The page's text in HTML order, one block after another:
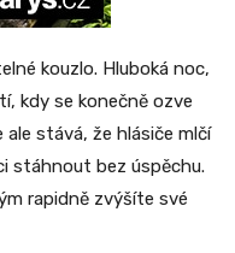
kouzlo. Hluboká noc,
kdy se konečně ozve
stává, že hlásiče mlčí
stáhnout bez úspěchu.
rapidně zvýšíte své